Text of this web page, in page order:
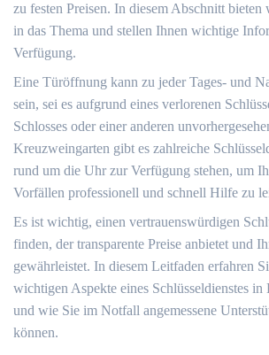
zu festen Preisen.​ In diesem Abschnitt
in das Thema und stellen Ihnen wichtige
Verfügung.​
Eine Türöffnung kann zu jeder Tages- und
sein, sei es aufgrund eines verlorenen
Schlosses oder einer anderen
Kreuzweingarten gibt es zahlreiche
rund um die Uhr zur Verfügung stehen, um
Vorfällen professionell und schnell Hilfe zu
Es ist wichtig, einen vertrauenswürdigen
finden, der transparente Preise anbietet und
gewährleistet.​ In diesem Leitfaden erfahren
wichtigen Aspekte eines Schlüsseldienstes
und wie Sie im Notfall angemessene
können.​